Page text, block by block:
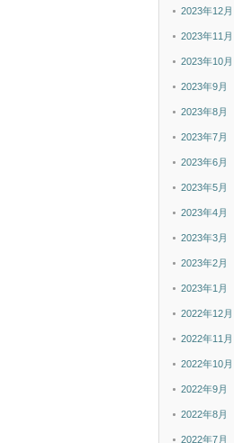
2023年12月
2023年11月
2023年10月
2023年9月
2023年8月
2023年7月
2023年6月
2023年5月
2023年4月
2023年3月
2023年2月
2023年1月
2022年12月
2022年11月
2022年10月
2022年9月
2022年8月
2022年7月